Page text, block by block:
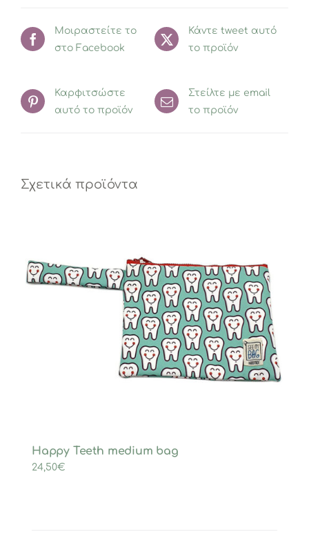
Μοιραστείτε το
στο Facebook
Κάντε tweet αυτό
το προϊόν
Καρφιτσώστε
αυτό το προϊόν
Στείλτε με email
το προϊόν
Σχετικά προϊόντα
Happy Teeth medium bag
24,50€